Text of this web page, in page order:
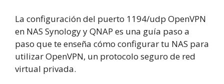
La configuración del puerto 1194/udp OpenVPN
en NAS Synology y QNAP es una guía paso a
paso que te enseña cómo configurar tu NAS para
utilizar OpenVPN, un protocolo seguro de red
virtual privada.